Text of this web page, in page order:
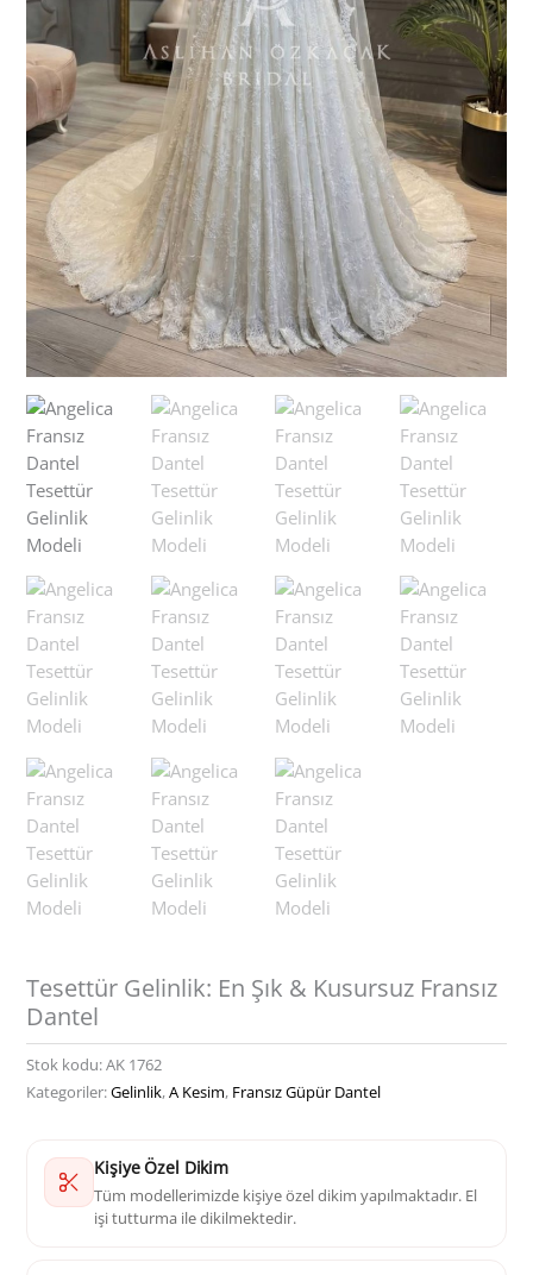
Tesettür Gelinlik: En Şık & Kusursuz Fransız
Dantel
Stok kodu:AK 1762
Kategoriler:Gelinlik,A Kesim, Fransız Güpür Dantel
Kişiye Özel Dikim
Tüm modellerimizde kişiye özel dikim yapılmaktadır. El
işi tutturma ile dikilmektedir.